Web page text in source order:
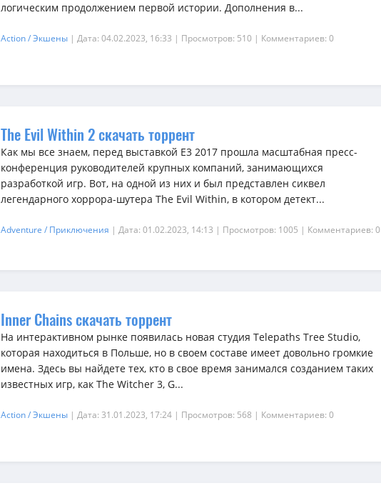
логическим продолжением первой истории. Дополнения в...
Action / Экшены | Дата: 04.02.2023, 16:33 | Просмотров: 510 | Комментариев: 0
The Evil Within 2 скачать торрент
Как мы все знаем, перед выставкой E3 2017 прошла масштабная пресс-
конференция руководителей крупных компаний, занимающихся
разработкой игр. Вот, на одной из них и был представлен сиквел
легендарного хоррора-шутера The Evil Within, в котором детект...
Adventure / Приключения | Дата: 01.02.2023, 14:13 | Просмотров: 1005 | Комментариев: 0
Inner Chains скачать торрент
На интерактивном рынке появилась новая студия Telepaths Tree Studio,
которая находиться в Польше, но в своем составе имеет довольно громкие
имена. Здесь вы найдете тех, кто в свое время занимался созданием таких
известных игр, как The Witcher 3, G...
Action / Экшены | Дата: 31.01.2023, 17:24 | Просмотров: 568 | Комментариев: 0